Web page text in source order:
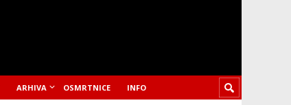
ARHIVA OSMRTNICE INFO